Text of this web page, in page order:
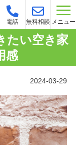
電話 無料相談 メニュー
たい空き家
感
2024-03-29